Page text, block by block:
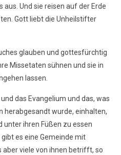
Und sie reisen auf der Erde
Gott liebt die Unheilstifter
glauben und gottesfürchtig
Missetaten sühnen und sie in
lassen.
das Evangelium und das, was
herabgesandt wurde, einhalten,
unter ihren Füßen zu essen
es eine Gemeinde mit
aber viele von ihnen betrifft, so